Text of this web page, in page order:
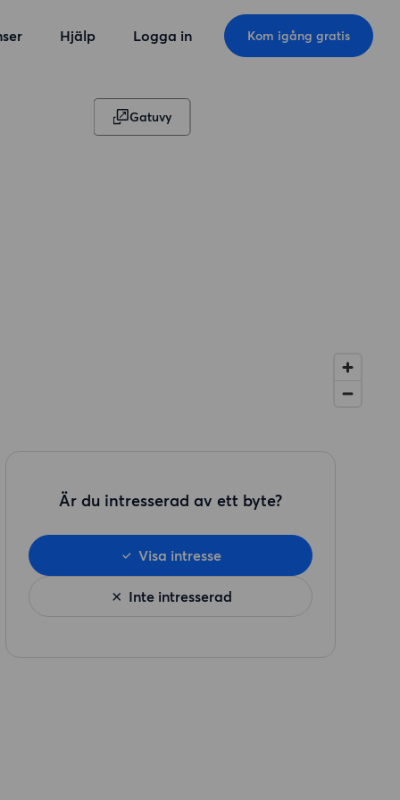
Hjälp Logga in Kom igång gratis
Gatuvy
Är du intresserad av ett byte?
Inte intresserad
Visa intresse